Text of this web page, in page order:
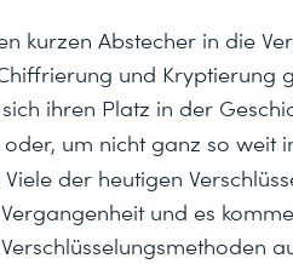
kurzen Abstecher in die
und Kryptierung
ihren Platz in der
oder, um nicht ganz so weit
Viele der heutigen
und es